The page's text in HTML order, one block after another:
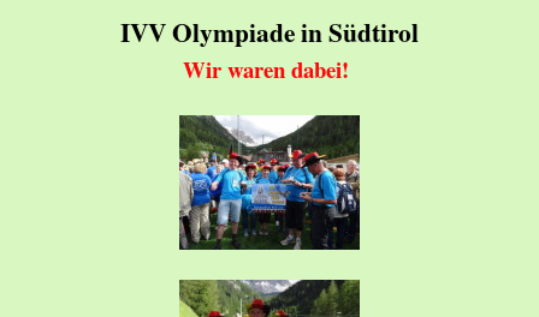
IVV Olympiade in Südtirol
Wir waren dabei!